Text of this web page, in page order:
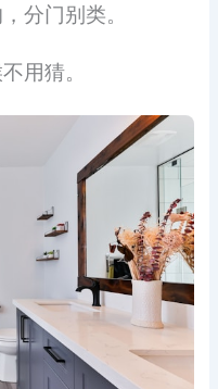
分门别类。
用猜。